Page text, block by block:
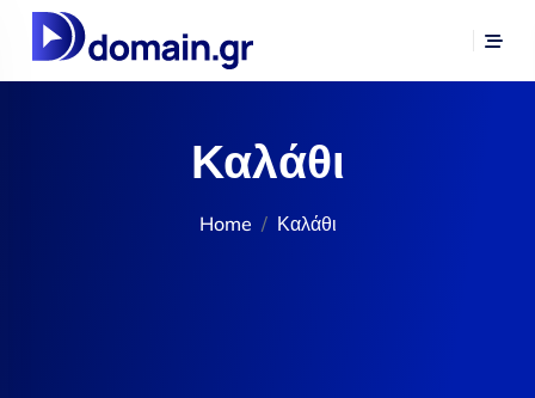
Καλάθι
Home Καλάθι